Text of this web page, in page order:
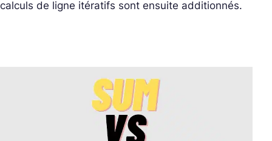
calculs de ligne itératifs sont ensuite additionnés.